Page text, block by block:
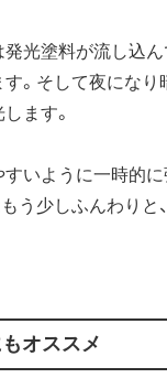
光塗料が流し込ん
。そして夜になり
ます。
すいように一時的
う少しふんわりと
オススメ